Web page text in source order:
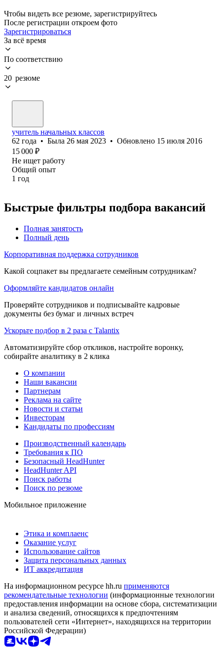
Чтобы видеть все резюме, зарегистрируйтесь
После регистрации откроем фото
Зарегистрироваться
За всё время
По соответствию
20 резюме
учитель начальных классов
62 года • Была 26 мая 2023 • Обновлено 15 июля 2016
15 000 ₽
Не ищет работу
Общий опыт
1 год
Быстрые фильтры подбора вакансий
Полная занятость
Полный день
Корпоративная поддержка сотрудников
Какой соцпакет вы предлагаете семейным сотрудникам?
Оформляйте кандидатов онлайн
Проверяйте сотрудников и подписывайте кадровые
документы без бумаг и личных встреч
Ускорьте подбор в 2 раза с Talantix
Автоматизируйте сбор откликов, настройте воронку,
собирайте аналитику в 2 клика
О компании
Наши вакансии
Партнерам
Реклама на сайте
Новости и статьи
Инвесторам
Кандидаты по профессиям
Производственный календарь
Требования к ПО
Безопасный HeadHunter
HeadHunter API
Поиск работы
Поиск по резюме
Мобильное приложение
Этика и комплаенс
Оказание услуг
Использование сайтов
Защита персональных данных
ИТ аккредитация
На информационном ресурсе hh.ru применяются
рекомендательные технологии (информационные технологии
предоставления информации на основе сбора, систематизации
и анализа сведений, относящихся к предпочтениям
пользователей сети «Интернет», находящихся на территории
Российской Федерации)